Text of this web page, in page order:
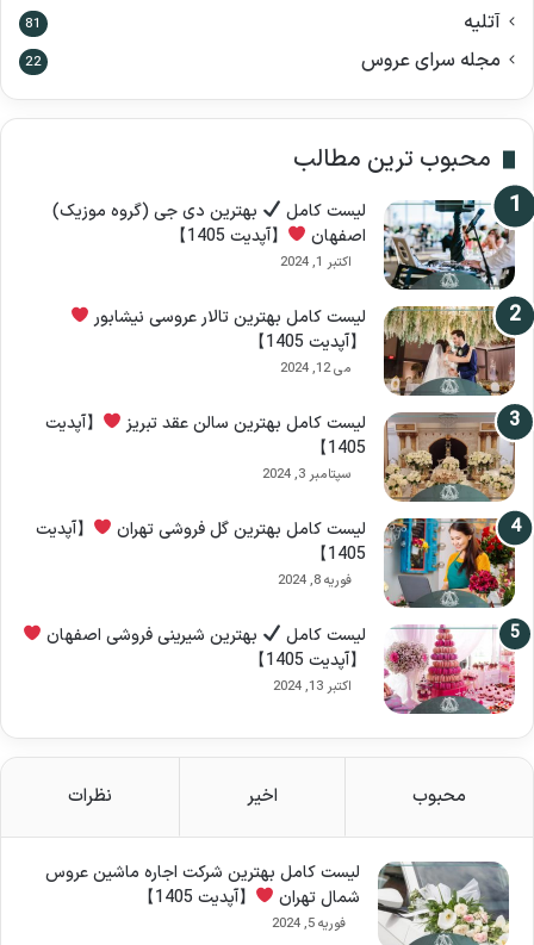
آتلیه 81
مجله سرای عروس 22
محبوب ترین مطالب
لیست کامل
بهترین دی جی (گروه موزیک)
اصفهان
【آپدیت 1405】
اکتبر 1, 2024
لیست کامل بهترین تالار عروسی نیشابور
【آپدیت 1405】
می 12, 2024
لیست کامل بهترین سالن عقد تبریز
【آپدیت
1405】
سپتامبر 3, 2024
لیست کامل بهترین گل فروشی تهران
【آپدیت
1405】
فوریه 8, 2024
لیست کامل
بهترین شیرینی فروشی اصفهان
【آپدیت 1405】
اکتبر 13, 2024
محبوب اخیر نظرات
لیست کامل بهترین شرکت اجاره ماشین عروس
شمال تهران
【آپدیت 1405】
فوریه 5, 2024